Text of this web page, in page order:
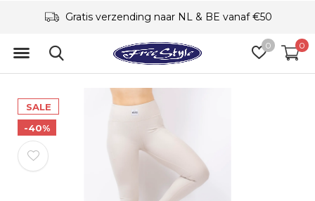
0 0
Gratis verzending naar NL & BE vanaf €50
SALE
-40%